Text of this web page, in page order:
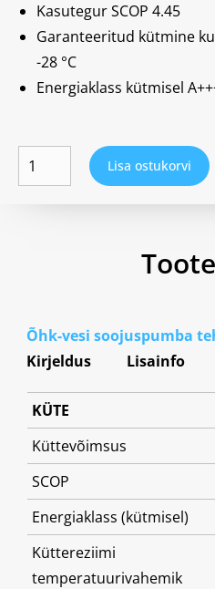
Kasutegur SCOP 4.45
Garanteeritud kütmine
-28 °C
Energiaklass kütmisel
Lisa ostukorvi
Õhk-vesi soojuspumba
Kirjeldus
Lisainfo
KÜTE
Küttevõimsus
SCOP
Energiaklass (kütmisel)
Küttereziimi
temperatuurivahemik